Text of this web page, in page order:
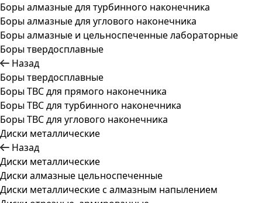
Боры алмазные для турбинного наконечника
Боры алмазные для углового наконечника
Боры алмазные и цельноспеченные лабораторные
Боры твердосплавные
Назад
Боры твердосплавные
Боры ТВС для прямого наконечника
Боры ТВС для турбинного наконечника
Боры ТВС для углового наконечника
Диски металлические
Назад
Диски металлические
Диски алмазные цельноспеченные
Диски металлические с алмазным напылением